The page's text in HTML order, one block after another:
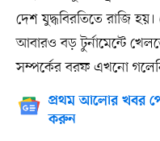
দেশ যুদ্ধবিরতিতে রাজি হয়।
আবারও বড় টুর্নামেন্টে
সম্পর্কের বরফ এখনো
প্রথম আলোর খবর
করুন